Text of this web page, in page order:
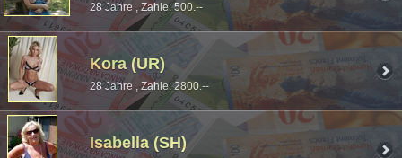
28 Jahre , Zahle: 500.--
Kora (UR)
28 Jahre , Zahle: 2800.--
Isabella (SH)